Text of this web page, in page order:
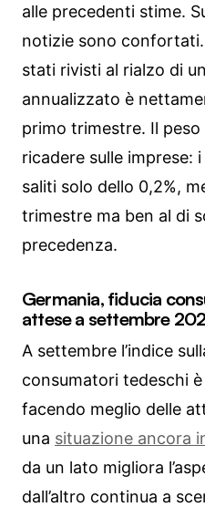
alle precedenti stime.
notizie sono
stati rivisti al rialzo di
annualizzato è
primo trimestre. Il peso
ricadere sulle imprese:
saliti solo dello 0,2%,
trimestre ma ben al di
precedenza.
Germania, fiducia
attese a settembre
A settembre l’indice
consumatori tedeschi
facendo meglio delle
una situazione ancora
da un lato migliora
dall’altro continua a